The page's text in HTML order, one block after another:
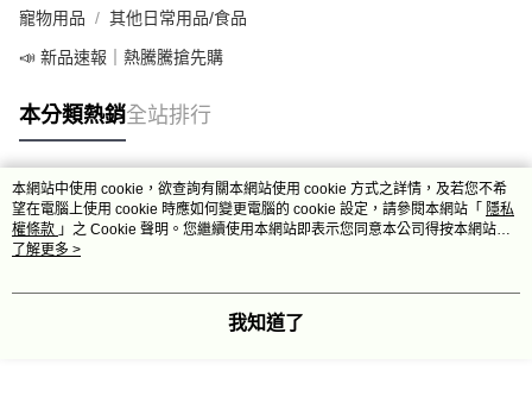
寵物用品 其他日常用品/食品
📣 新品速報｜熱騰騰搶先購
本分類熱銷全站排行
熱門標籤
本網站中使用 cookie，欲查詢有關本網站使用 cookie 方式之詳情，及若您不希
望在電腦上使用 cookie 時應如何變更電腦的 cookie 設定，請參閱本網站「 隱私
權條款 」之 Cookie 聲明。您繼續使用本網站即表示您同意本公司得按本網站使
用條款之 Cookie 聲明使用 cookie。
了解更多 >
我知道了